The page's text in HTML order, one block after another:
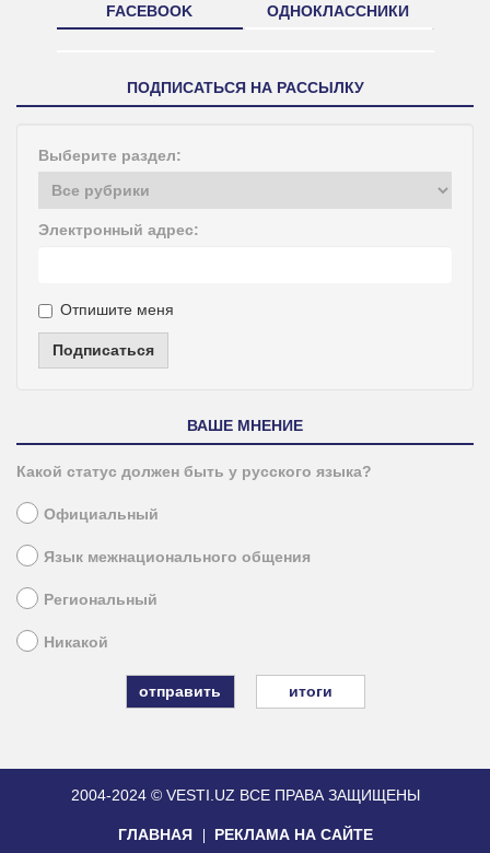
FACEBOOK ОДНОКЛАССНИКИ
ПОДПИСАТЬСЯ НА РАССЫЛКУ
Выберите раздел:
Электронный адрес:
Отпишите меня
Подписаться
ВАШЕ МНЕНИЕ
Какой статус должен быть у русского языка?
Официальный
Язык межнационального общения
Региональный
Никакой
итоги
2004-2024 © VESTI.UZ ВСЕ ПРАВА ЗАЩИЩЕНЫ
ГЛАВНАЯ РЕКЛАМА НА САЙТЕ